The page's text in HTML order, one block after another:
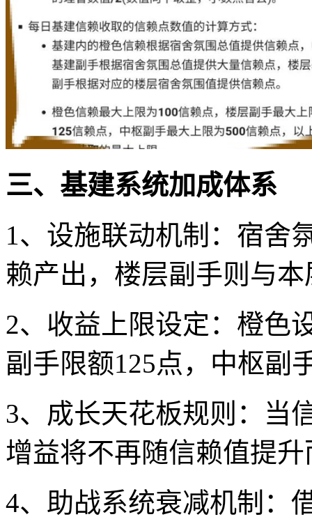
三、基建系统加成体系
1、设施联动机制：宿舍
赖产出，楼层副手则与
2、收益上限设定：橙色
副手限额125点，中枢副
3、成长天花板规则：当
增益将不再随信赖值提
4、助战系统衰减机制：